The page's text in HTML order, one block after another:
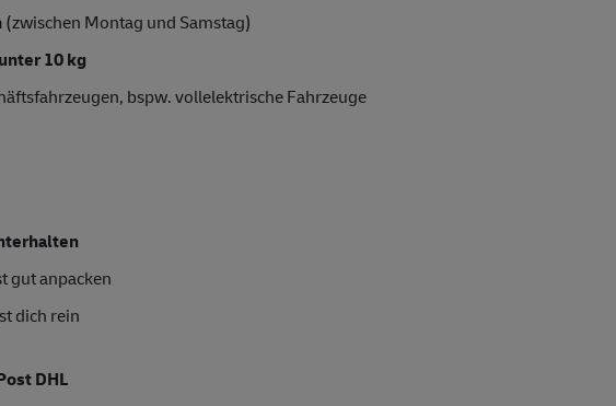
(zwischen Montag und Samstag)
10 kg
bspw. vollelektrische Fahrzeuge
gut anpacken
dich rein
DHL